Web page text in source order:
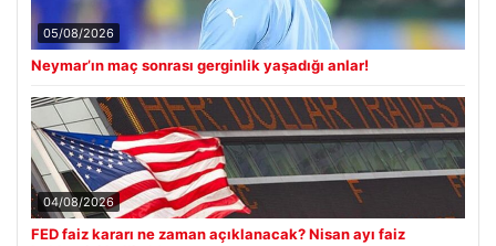
05/08/2026
Neymar’ın maç sonrası gerginlik yaşadığı anlar!
04/08/2026
FED faiz kararı ne zaman açıklanacak? Nisan ayı faiz